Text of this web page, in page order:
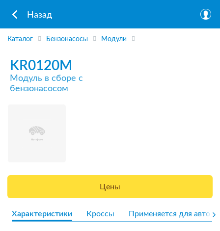
Назад
Каталог Бензонасосы Модули
KR0120M
Модуль в сборе с
бензонасосом
Цены
Характеристики Кроссы Применяется для авто